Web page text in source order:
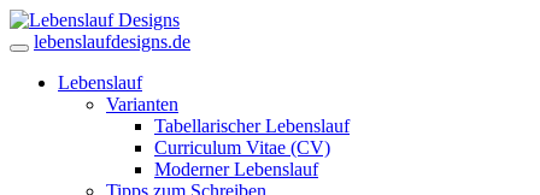
lebenslaufdesigns.de
Lebenslauf
Varianten
Tabellarischer Lebenslauf
Curriculum Vitae (CV)
Moderner Lebenslauf
Tipps zum Schreiben